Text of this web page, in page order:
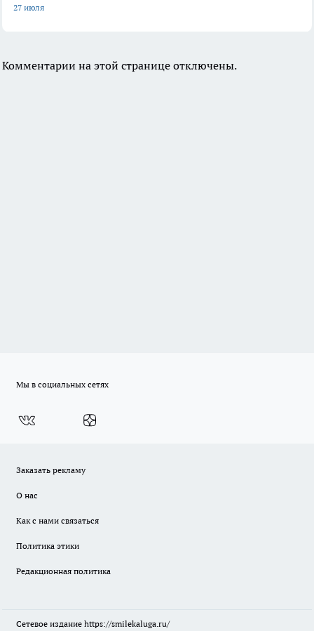
27 июля
Комментарии на этой странице отключены.
Мы в социальных сетях
Заказать рекламу
О нас
Как с нами связаться
Политика этики
Редакционная политика
Сетевое издание https://smilekaluga.ru/